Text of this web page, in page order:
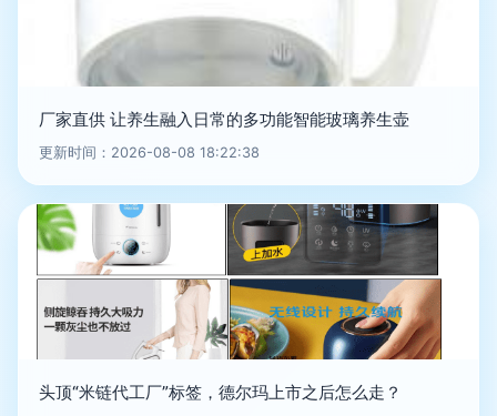
厂家直供 让养生融入日常的多功能智能玻璃养生壶
更新时间：2026-08-08 18:22:38
头顶“米链代工厂”标签，德尔玛上市之后怎么走？